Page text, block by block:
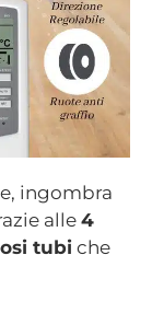
ingombra
alle 4
tubi che